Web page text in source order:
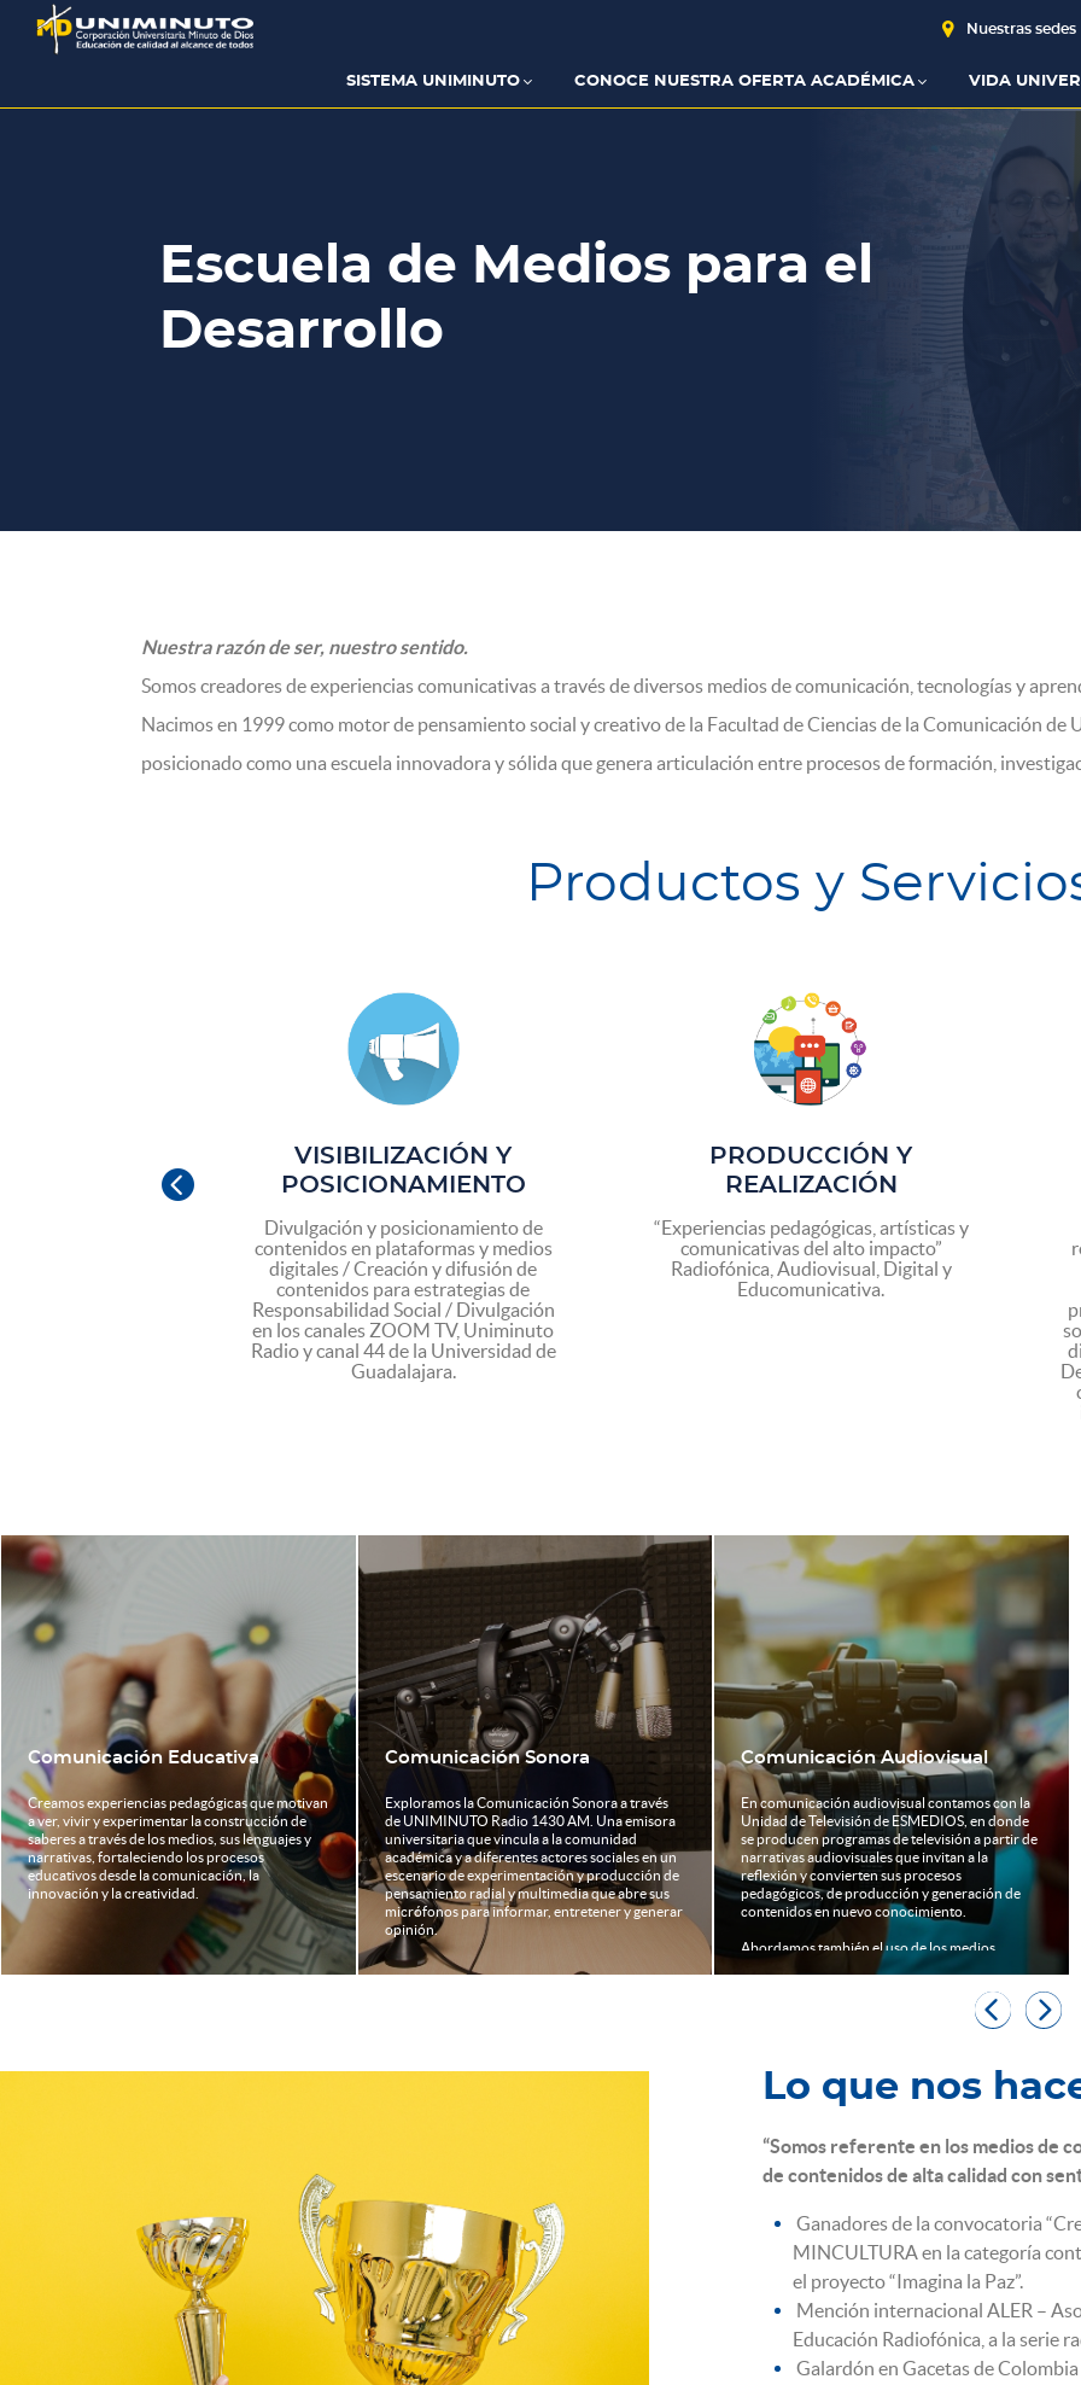
contenido
Nuestras sedes
SISTEMA UNIMINUTO CONOCE NUESTRA OFERTA ACADÉMICA VIDA
Escuela de Medios para el
Desarrollo
Nuestra razón de ser, nuestro sentido.
Somos creadores de experiencias comunicativas a través de diversos medios de comunicación, tecnologías y
Nacimos en 1999 como motor de pensamiento social y creativo de la Facultad de Ciencias de la Comunicación
posicionado como una escuela innovadora y sólida que genera articulación entre procesos de formación,
Productos y
VISIBILIZACIÓN Y
POSICIONAMIENTO
Divulgación y posicionamiento de
contenidos en plataformas y medios
digitales / Creación y difusión de
contenidos para estrategias de
Responsabilidad Social / Divulgación
en los canales ZOOM TV, Uniminuto
Radio y canal 44 de la Universidad de
Guadalajara.
PRODUCCIÓN Y
REALIZACIÓN
“Experiencias pedagógicas, artísticas y
comunicativas del alto impacto”
Radiofónica, Audiovisual, Digital y
Educomunicativa.

Comunicación Educativa
Creamos experiencias pedagógicas que motivan
a ver, vivir y experimentar la construcción de
saberes a través de los medios, sus lenguajes y
narrativas, fortaleciendo los procesos
educativos desde la comunicación, la
innovación y la creatividad.
Comunicación Sonora
Exploramos la Comunicación Sonora a través
de UNIMINUTO Radio 1430 AM. Una emisora
universitaria que vincula a la comunidad
académica y a diferentes actores sociales en un
escenario de experimentación y producción de
pensamiento radial y multimedia que abre sus
micrófonos para informar, entretener y generar
opinión.
Comunicación Audiovisual
En comunicación audiovisual contamos con la
Unidad de Televisión de ESMEDIOS, en donde
se producen programas de televisión a partir de
narrativas audiovisuales que invitan a la
reflexión y convierten sus procesos
pedagógicos, de producción y generación de
contenidos en nuevo conocimiento.
Abordamos también el uso de los medios
visuales de una forma innovadora explorando la
artística que nos ayuden a comprender y 
Lo que nos
“Somos referente en los medios de
de contenidos de alta calidad con
Ganadores de la convocatoria
MINCULTURA en la categoría
el proyecto “Imagina la Paz”.
Mención internacional ALER –
Educación Radiofónica, a la serie
Galardón en Gacetas de